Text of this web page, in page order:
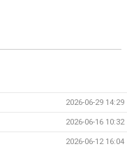
2026-06-29 14:29
2026-06-16 10:32
2026-06-12 16:04